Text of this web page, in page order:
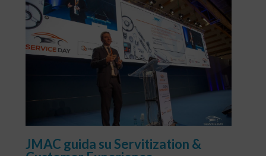
JMAC guida su Servitization &